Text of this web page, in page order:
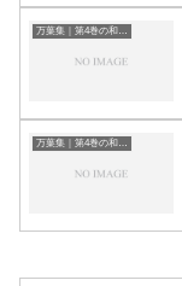
万葉集｜第4巻の和歌一覧